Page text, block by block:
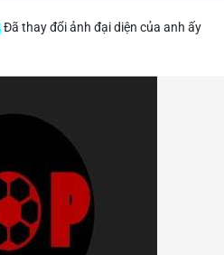
Đã thay đổi ảnh đại diện của anh ấy